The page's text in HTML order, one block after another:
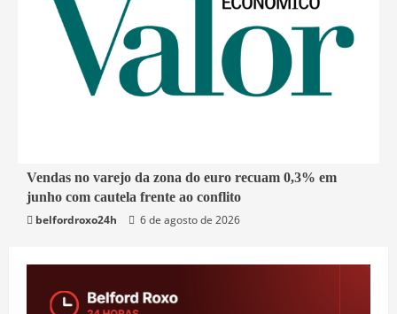
1 min read
Economia
Vendas no varejo da zona do euro recuam 0,3% em
junho com cautela frente ao conflito
belfordroxo24h
6 de agosto de 2026